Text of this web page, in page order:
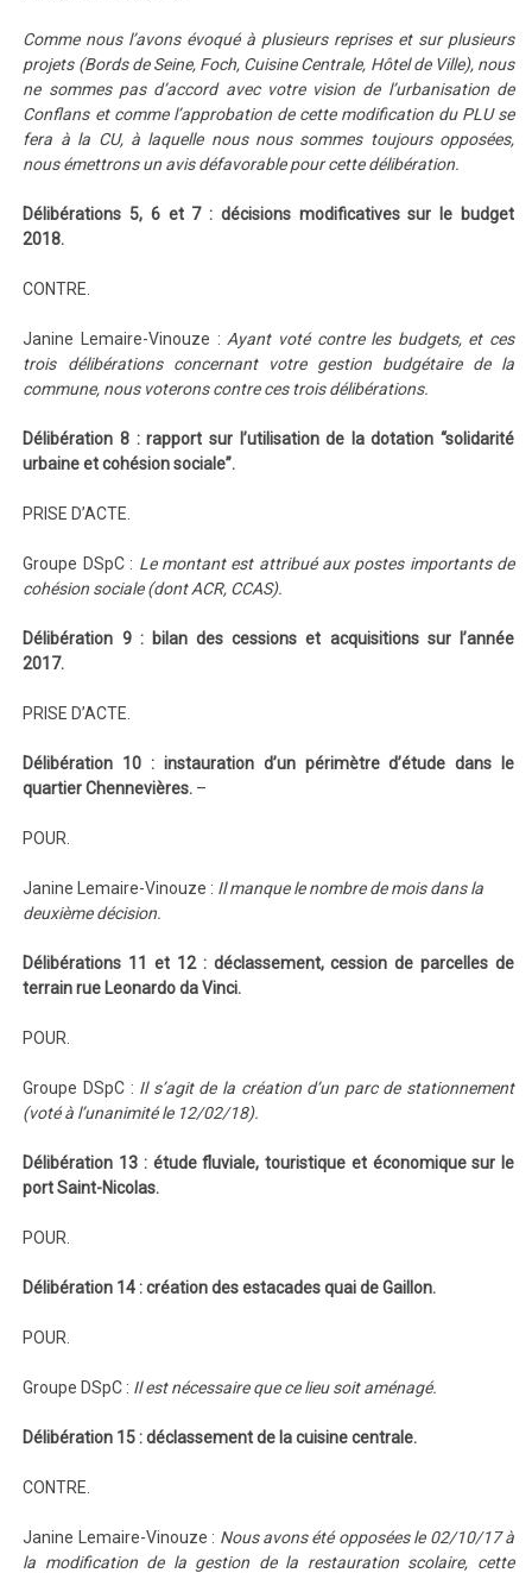
Comme nous l’avons évoqué à plusieurs reprises et sur plusieurs
projets (Bords de Seine, Foch, Cuisine Centrale, Hôtel de Ville), nous
ne sommes pas d’accord avec votre vision de l’urbanisation de
Conflans et comme l’approbation de cette modification du PLU se
fera à la CU, à laquelle nous nous sommes toujours opposées,
nous émettrons un avis défavorable pour cette délibération.
Délibérations 5, 6 et 7 : décisions modificatives sur le budget
2018.
CONTRE.
Janine Lemaire-Vinouze : Ayant voté contre les budgets, et ces
trois délibérations concernant votre gestion budgétaire de la
commune, nous voterons contre ces trois délibérations.
Délibération 8 : rapport sur l’utilisation de la dotation “solidarité
urbaine et cohésion sociale”.
PRISE D’ACTE.
Groupe DSpC : Le montant est attribué aux postes importants de
cohésion sociale (dont ACR, CCAS).
Délibération 9 : bilan des cessions et acquisitions sur l’année
2017.
PRISE D’ACTE.
Délibération 10 : instauration d’un périmètre d’étude dans le
quartier Chennevières. –
POUR.
Janine Lemaire-Vinouze : Il manque le nombre de mois dans la
deuxième décision.
Délibérations 11 et 12 : déclassement, cession de parcelles de
terrain rue Leonardo da Vinci.
POUR.
Groupe DSpC : Il s’agit de la création d’un parc de stationnement
(voté à l’unanimité le 12/02/18).
Délibération 13 : étude fluviale, touristique et économique sur le
port Saint-Nicolas.
POUR.
Délibération 14 : création des estacades quai de Gaillon.
POUR.
Groupe DSpC : Il est nécessaire que ce lieu soit aménagé.
Délibération 15 : déclassement de la cuisine centrale.
CONTRE.
Janine Lemaire-Vinouze : Nous avons été opposées le 02/10/17 à
la modification de la gestion de la restauration scolaire, cette